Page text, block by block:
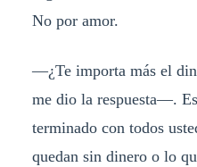
No por amor.
—¿Te importa más el
me dio la respuesta—.
terminado con todos
quedan sin dinero o lo